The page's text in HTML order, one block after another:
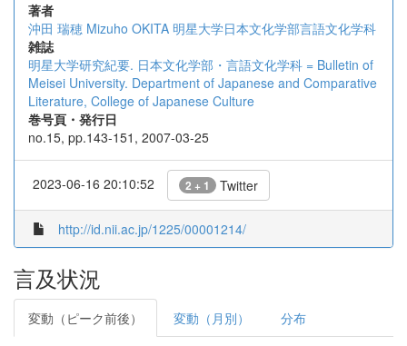
著者
沖田 瑞穂 Mizuho OKITA 明星大学日本文化学部言語文化学科
雑誌
明星大学研究紀要. 日本文化学部・言語文化学科 = Bulletin of
Meisei University. Department of Japanese and Comparative
Literature, College of Japanese Culture
巻号頁・発行日
no.15, pp.143-151, 2007-03-25
2023-06-16 20:10:52 2 + 1 Twitter
http://id.nii.ac.jp/1225/00001214/
言及状況
変動（ピーク前後） 変動（月別） 分布